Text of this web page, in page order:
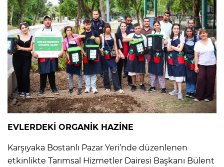
EVLERDEKİ ORGANİK HAZİNE
Karşıyaka Bostanlı Pazar Yeri’nde düzenlenen
etkinlikte Tarımsal Hizmetler Dairesi Başkanı Bülent